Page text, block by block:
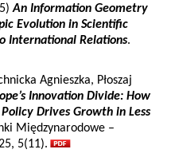
An Information Geometry
Evolution in Scientific
International Relations.
Agnieszka, Płoszaj
Innovation Divide: How
Drives Growth in Less
Międzynarodowe –
5(11).